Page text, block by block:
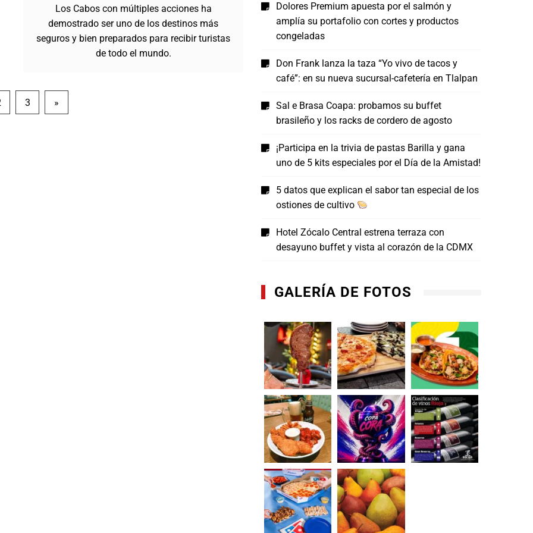
Los Cabos con múltiples acciones ha
demostrado ser uno de los destinos más
seguros y bien preparados para recibir turistas
de todo el mundo.
3 »
Dolores Premium apuesta por el salmón y
amplía su portafolio con cortes y productos
congeladas
Don Frank lanza la taza “Yo vivo de tacos y
café”: en su nueva sucursal-cafetería en Tlalpan
Sal e Brasa Coapa: probamos su buffet
brasileño y los racks de cordero de agosto
¡Participa en la trivia de pastas Barilla y gana
uno de 5 kits especiales por el Día de la Amistad!
5 datos que explican el sabor tan especial de los
ostiones de cultivo
Hotel Zócalo Central estrena terraza con
desayuno buffet y vista al corazón de la CDMX
GALERÍA DE FOTOS